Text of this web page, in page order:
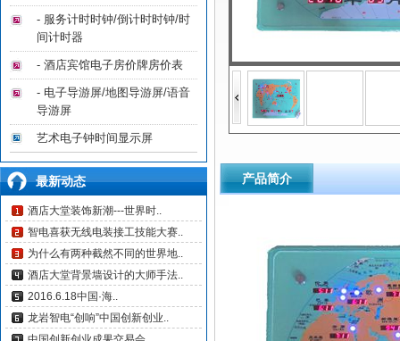
- 服务计时时钟/倒计时时钟/时
间计时器
- 酒店宾馆电子房价牌房价表
- 电子导游屏/地图导游屏/语音
导游屏
艺术电子钟时间显示屏
最新动态
酒店大堂装饰新潮---世界时..
智电喜获无线电装接工技能大赛..
为什么有两种截然不同的世界地..
酒店大堂背景墙设计的大师手法..
2016.6.18中国·海..
龙岩智电“创响”中国创新创业..
产品简介